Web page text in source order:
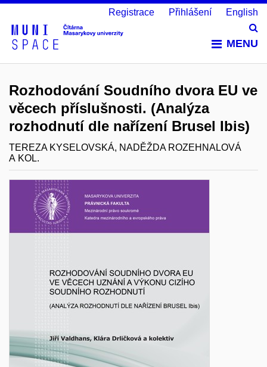
MENU
Registrace Přihlášení English
Rozhodování Soudního dvora EU ve
věcech příslušnosti. (Analýza
rozhodnutí dle nařízení Brusel Ibis)
TEREZA KYSELOVSKÁ, NADĚŽDA ROZEHNALOVÁ
A KOL.